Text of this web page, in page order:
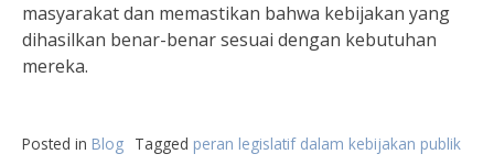
masyarakat dan memastikan bahwa kebijakan yang
dihasilkan benar-benar sesuai dengan kebutuhan
mereka.
Posted in Blog Tagged peran legislatif dalam kebijakan publik